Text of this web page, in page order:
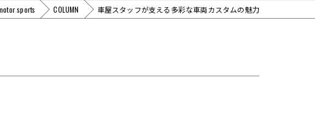
ネット
sports COLUMN 車屋スタッフが支える多彩な車両カスタムの魅力